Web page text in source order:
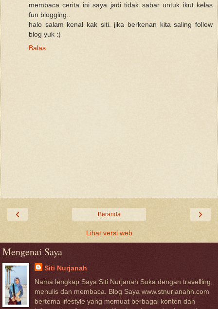
membaca cerita ini saya jadi tidak sabar untuk ikut kelas
fun blogging..
halo salam kenal kak siti. jika berkenan kita saling follow
blog yuk :)
Balas
‹ ›
Beranda
Lihat versi web
Mengenai Saya
Siti Nurjanah
Nama lengkap Saya Siti Nurjanah Suka dengan travelling,
menulis dan membaca. Blog Saya www.stnurjanahh.com
bertema lifestyle yang memuat berbagai konten dan